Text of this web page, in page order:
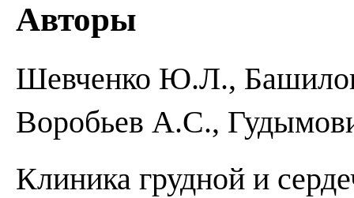
Авторы
Шевченко Ю.Л.,
Воробьев А.С.,
Клиника грудной и